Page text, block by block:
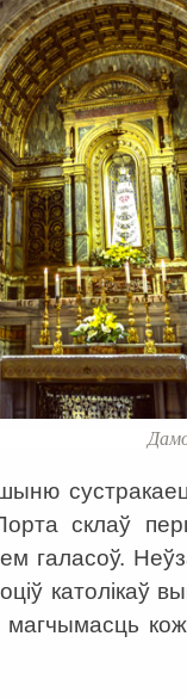
склаў
галасоў.
католікаў